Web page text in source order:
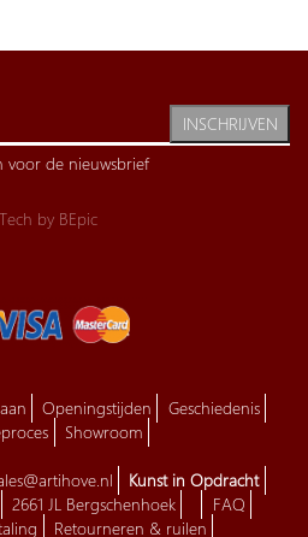
INSCHRIJVEN
voor de nieuwsbrief
Tech by BEpic
Openingstijden
Geschiedenis
Showroom
Kunst in Opdracht
2661 JL Bergschenhoek
FAQ
Retourneren & ruilen